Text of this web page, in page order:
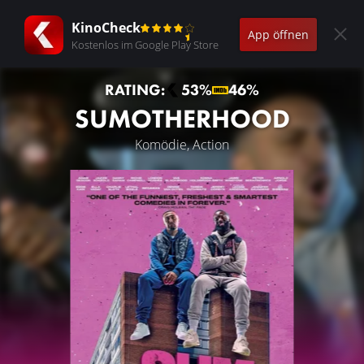
KinoCheck
Kostenlos im Google Play Store
App öffnen
RATING: 53% 46%
SUMOTHERHOOD
Komödie, Action